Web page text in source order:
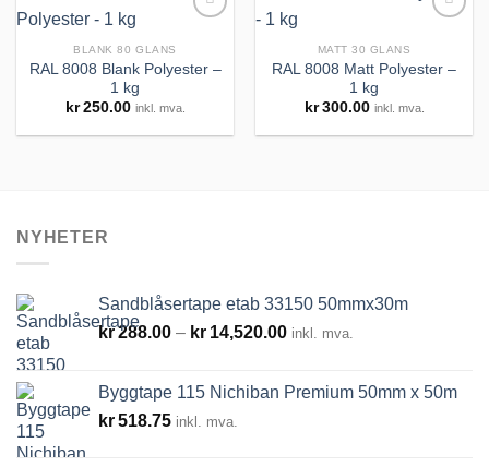
huskeliste
BLANK 80 GLANS
RAL 8008 Blank Polyester –
1 kg
kr 250.00 inkl. mva.
huskeliste
MATT 30 GLANS
RAL 8008 Matt Polyester –
1 kg
kr 300.00 inkl. mva.
NYHETER
Sandblåsertape etab 33150 50mmx30m
kr288.00 – kr 14,520.00Prisområde:
kr14,520.00
inkl. mva.
Byggtape 115 Nichiban Premium 50mm x 50m
kr518.75 inkl. mva.